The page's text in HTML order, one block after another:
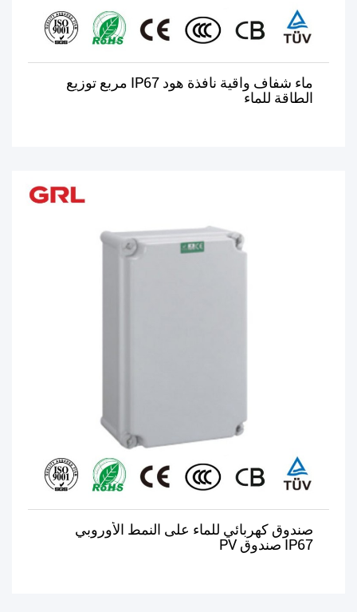
ماء شفاف واقية نافذة هود IP67 مربع توزيع
الطاقة للماء
صندوق كهربائي للماء على النمط الأوروبي
IP67 صندوق PV